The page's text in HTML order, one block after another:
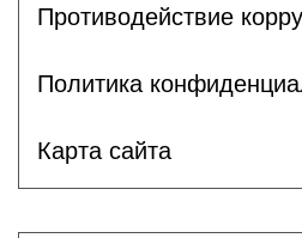
Противодействие
Политика
Карта сайта